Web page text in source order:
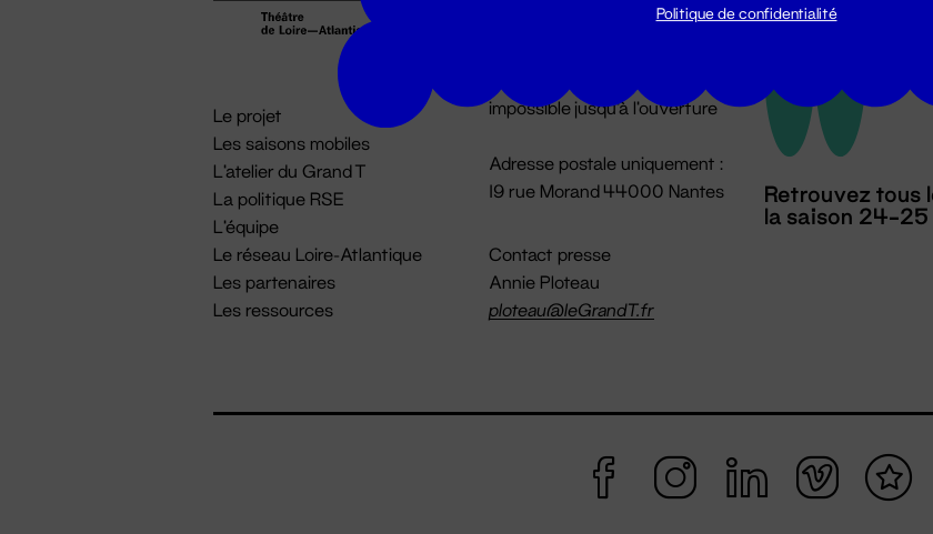
Le projet
Les saisons mobiles
L'atelier du Grand T
La politique RSE
L'équipe
Le réseau Loire-Atlantique
Les partenaires
Les ressources
billetterie@leGrandT.fr
impossible jusqu'à l'ouverture
Adresse postale uniquement :
19 rue Morand 44000 Nantes
Contact presse
Annie Ploteau
ploteau@leGrandT.fr
Retrouvez tous
la saison 24-25
Politique de confidentialité